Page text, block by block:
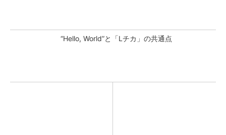
“Hello, World”と「Lチカ」の共通点